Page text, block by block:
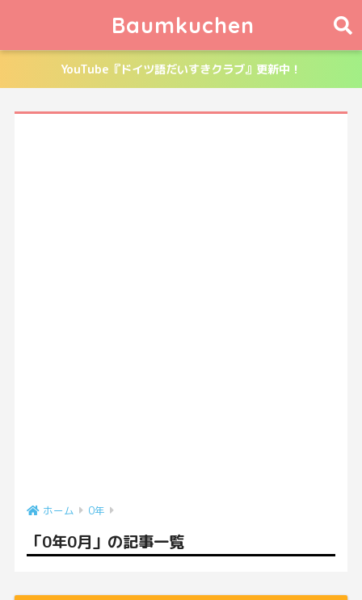
Baumkuchen
YouTube『ドイツ語だいすきクラブ』更新中！
ホーム 0年
「0年0月」の記事一覧